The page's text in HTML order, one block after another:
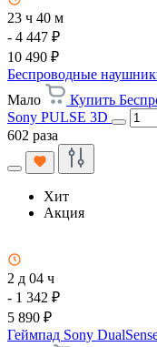
23 ч 40 м
- 4 447 ₽
10 490 ₽
Беспроводные
Мало
Купить
Sony PULSE 3D
602 раза
Хит
Акция
2 д 04 ч
- 1 342 ₽
5 890 ₽
Геймпад Sony